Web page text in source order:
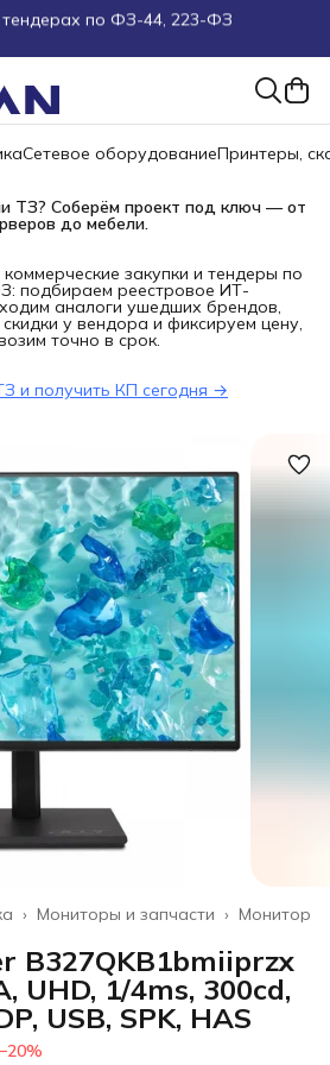
наладочные работы
на e-mail или в чат
в наличии и под заказ
Сетевое оборудованиеПринтеры,
ТЗ? Соберём проект под ключ — от
до мебели.
закупки и тендеры по
подбираем реестровое ИТ-
аналоги ушедших брендов,
у вендора и фиксируем цену,
точно в срок.
и получить КП сегодня →
Монитор
Мониторы и запчасти ›
›
B327QKB1bmiiprzx
UHD, 1/4ms, 300cd,
USB, SPK, HAS
20%